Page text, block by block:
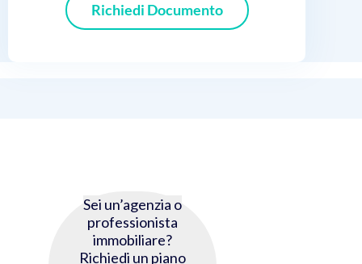
Richiedi Documento
Sei un’agenzia o
professionista
immobiliare?
Richiedi un piano